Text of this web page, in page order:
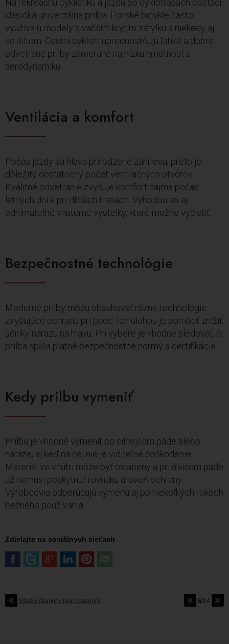
Na rekreačnú cyklistiku a jazdu po cyklotrasách postačí
klasická univerzálna prilba. Horské bicykle často
využívajú modely s väčším krytím zátylku a niekedy aj
so šiltom. Cestní cyklisti uprednostňujú ľahké a dobre
odvetrané prilby zamerané na nízku hmotnosť a
aerodynamiku.
Ventilácia a komfort
Počas jazdy sa hlava prirodzene zahrieva, preto je
dôležitý dostatočný počet ventilačných otvorov.
Kvalitné odvetranie zvyšuje komfort najmä počas
letných dní a pri dlhších trasách. Výhodou sú aj
odnímateľné vnútorné výstelky, ktoré možno vyčistiť.
Bezpečnostné technológie
Moderné prilby môžu obsahovať rôzne technológie
zvyšujúce ochranu pri páde. Ich úlohou je pomôcť znížiť
účinky nárazu na hlavu. Pri výbere je vhodné sledovať, či
prilba spĺňa platné bezpečnostné normy a certifikácie.
Kedy prilbu vymeniť
Prilbu je vhodné vymeniť po silnejšom páde alebo
náraze, aj keď na nej nie je viditeľné poškodenie.
Materiál vo vnútri môže byť oslabený a pri ďalšom páde
už nemusí poskytnúť rovnakú úroveň ochrany.
Výrobcovia odporúčajú výmenu aj po niekoľkých rokoch
bežného používania.
Zdielajte na sociálnych sieťach
Všetky články v tejto kategórii 6/14